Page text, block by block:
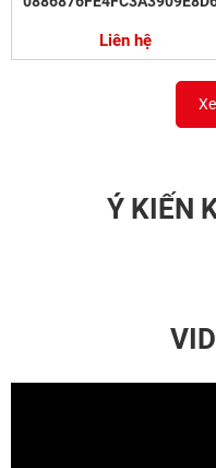
Liên hệ
Ý KIẾN